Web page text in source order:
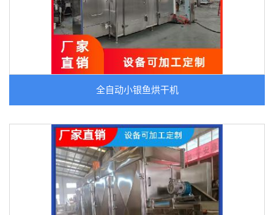
全自动小银鱼烘干机